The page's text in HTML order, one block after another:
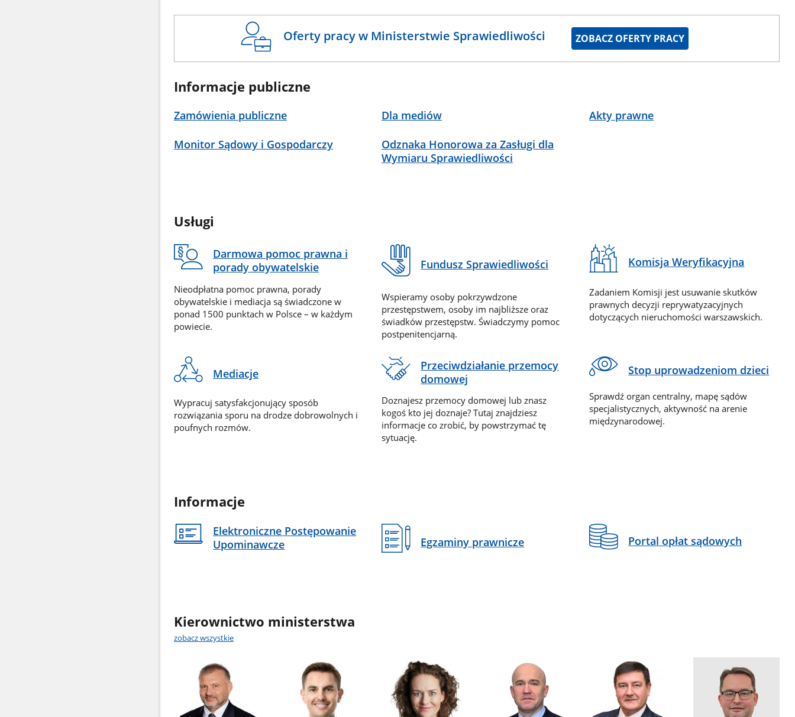
Oferty pracy w Ministerstwie Sprawiedliwości ZOBACZ OFERTY PRACY
Informacje publiczne
Zamówienia publiczne Dla mediów Akty prawne
Monitor Sądowy i Gospodarczy
Odznaka Honorowa za Zasługi dla
Wymiaru Sprawiedliwości
Usługi
Darmowa pomoc prawna i
porady obywatelskie
Nieodpłatna pomoc prawna, porady
obywatelskie i mediacja są świadczone w
ponad 1500 punktach w Polsce – w każdym
powiecie.
Fundusz Sprawiedliwości
Wspieramy osoby pokrzywdzone
przestępstwem, osoby im najbliższe oraz
świadków przestępstw. Świadczymy pomoc
postpenitencjarną.
Komisja Weryfikacyjna
Zadaniem Komisji jest usuwanie skutków
prawnych decyzji reprywatyzacyjnych
dotyczących nieruchomości warszawskich.
Mediacje
Wypracuj satysfakcjonujący sposób
rozwiązania sporu na drodze dobrowolnych i
poufnych rozmów.
Przeciwdziałanie przemocy
domowej
Doznajesz przemocy domowej lub znasz
kogoś kto jej doznaje? Tutaj znajdziesz
informacje co zrobić, by powstrzymać tę
sytuację.
Stop uprowadzeniom dzieci
Sprawdź organ centralny, mapę sądów
specjalistycznych, aktywność na arenie
międzynarodowej.
Informacje
Elektroniczne Postępowanie
Upominawcze
Egzaminy prawnicze Portal opłat sądowych
Kierownictwo ministerstwa
zobacz wszystkie